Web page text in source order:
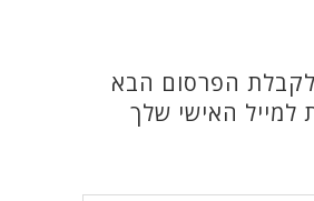
הפרסום הבא
למייל האישי שלך